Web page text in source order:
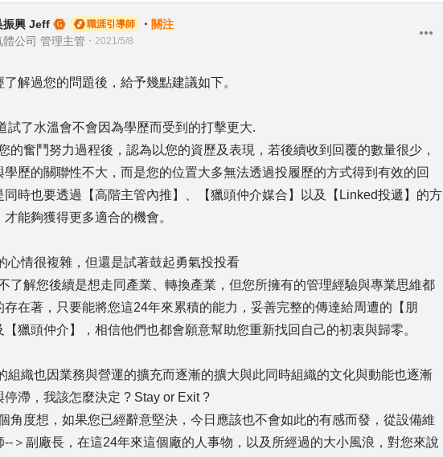
振興 Jeff 職涯引導師 ・ 關注
體公司 管理主管 ・ 2021/5/8
了解過您的問題後，給予幾點建議如下。
試了水溫會不會因為學歷而受到的打擊更大.
的奮鬥努力過程後，認為以您的資歷及表現，若後續收到回覆的數量很少，
學歷的關聯性不大，而是您的位置大多無法透過投履歷的方式得到有效的回
同時也要透過【高階主管內推】、【獵頭仲介媒合】以及【Linked投遞】的方
才能夠獲得更多適合的機會。
心情很複雜，但還是試著鼓起勇氣投投看
了解您後續是想走同產業、轉換產業，但您所擁有的管理經驗與專業思維都
存在著，只要能將您這24年來累積的能力，妥善完整的傳達給周遭的【朋
【獵頭仲介】，相信他們也都會願意幫助您重新找回自己的初衷與歸零。
組織也因業務與營運的擴充而逐漸的擴大與此同時組織的文化與動能也逐漸
停滯，我該怎麼決定 ? Stay or Exit ?
角度想，如果您已經辭意堅決，今日應該也不會如此的有感而發，從設備維
--＞副廠長，在這24年來這個廠的人事物，以及所經過的大小風浪，對您來說